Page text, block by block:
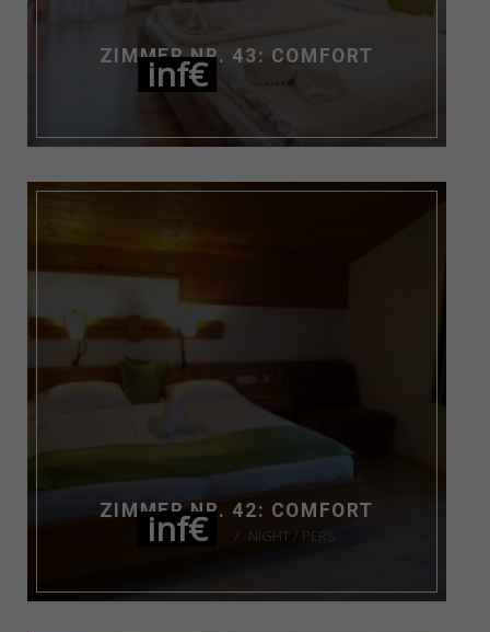
ZIMMER NR. 43: COMFORT
inf€ NIGHT / PERS
ZIMMER NR. 42: COMFORT
inf€ NIGHT / PERS